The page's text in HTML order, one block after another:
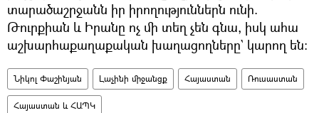
տարածաշրջանն իր իրողություններն ունի.
Թուրքիան և Իրանը ոչ մի տեղ չեն գնա, իսկ ահա
աշխարհաքաղաքական խաղացողները` կարող են։
Նիկոլ Փաշինյան Լաչինի միջանցք Հայաստան Ռուսաստան
Հայաստան և ՀԱՊԿ